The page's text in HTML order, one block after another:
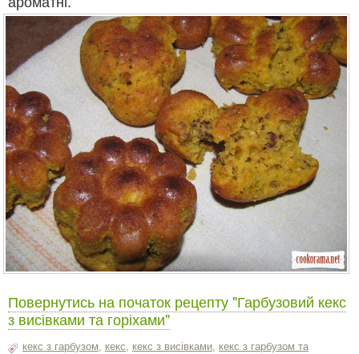
Повернутись на початок рецепту "Гарбузовий кекс
з висівками та горіхами"
кекс з гарбузом, кекс, кекс з висівками, кекс з гарбузом та